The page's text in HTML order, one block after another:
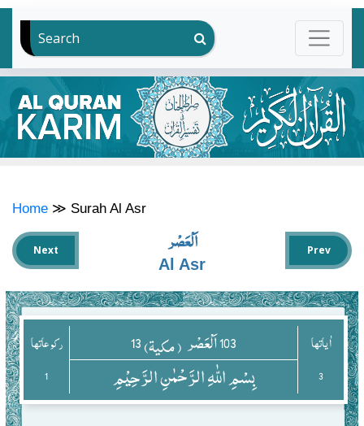
Search
Home ≫ Surah Al Asr
Prev اَلْعَصْر
Al Asr
Next
اٰياتها
3
103اَلْعَصْر ( مکیۃ)13
ركوعاتها
1
بِسْمِ اللّٰهِ الرَّحْمٰنِ الرَّحِیْمِ